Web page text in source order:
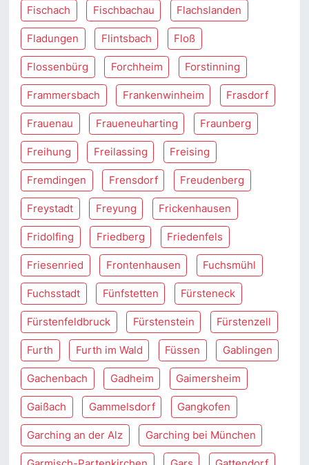
Fischach Fischbachau Flachslanden
Fladungen Flintsbach Floß
Flossenbürg Forchheim Forstinning
Frammersbach Frankenwinheim Frasdorf
Frauenau Fraueneuharting Fraunberg
Freihung Freilassing Freising
Fremdingen Frensdorf Freudenberg
Freystadt Freyung Frickenhausen
Fridolfing Friedberg Friedenfels
Friesenried Frontenhausen Fuchsmühl
Fuchsstadt Fünfstetten Fürsteneck
Fürstenfeldbruck Fürstenstein Fürstenzell
Furth Furth im Wald Füssen Gablingen
Gachenbach Gadheim Gaimersheim
Gaißach Gammelsdorf Gangkofen
Garching an der Alz Garching bei München